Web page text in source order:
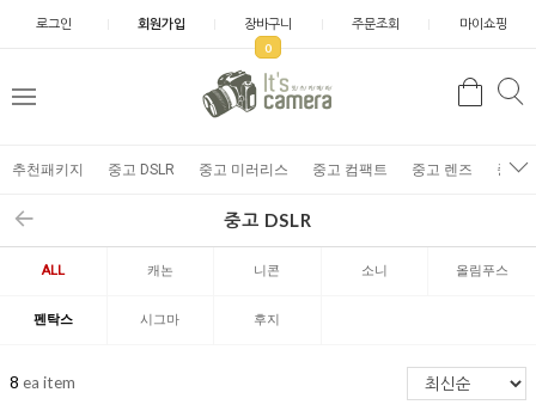
로그인 회원가입 장바구니
0
주문조회 마이쇼핑
추천패키지 중고 DSLR 중고 미러리스 중고 컴팩트 중고 렌즈 중고
중고 DSLR
ALL 캐논 니콘 소니 올림푸스
펜탁스 시그마 후지
8 ea item